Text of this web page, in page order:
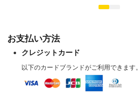
お支払い方法
クレジットカード
以下のカードブランドがご利用できます。